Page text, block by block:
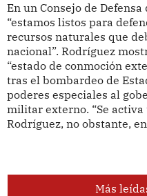
En un Consejo de
“estamos listos para
recursos naturales que
nacional”. Rodríguez
“estado de conmoción
tras el bombardeo de
poderes especiales al
militar externo. “Se activa
Rodríguez, no obstante,
Más